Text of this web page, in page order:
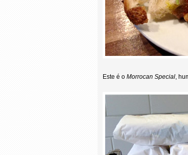
Este é o Morrocan Special,